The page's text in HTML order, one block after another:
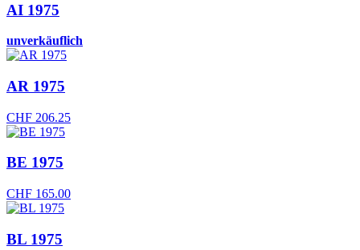
AI 1975
unverkäuflich
AR 1975
CHF 206.25
BE 1975
CHF 165.00
BL 1975